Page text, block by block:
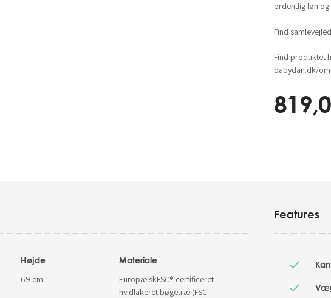
ordentlig løn
Find
Find produktet
babydan.dk/
Højde
69 cm
Materiale
EuropæiskFSC®-certificeret
hvidlakeret bøgetræ (FSC-
Features